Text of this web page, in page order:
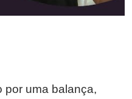
por uma balança,